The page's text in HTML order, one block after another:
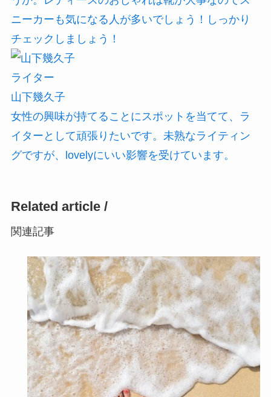
ニーカーも気になる人が多いでしょう！しっかり
チェックしましょう！
ライター
山下幾久子
女性の興味が持てることにスポットを当てて、ラ
イターとして頑張りたいです。未熟なライティン
グですが、lovelyにいい影響を受けています。
Related article /
関連記事